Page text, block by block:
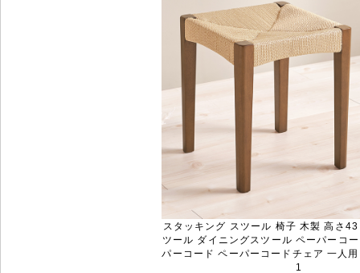
スタッキング スツール 椅子 木製 高さ
ツール ダイニングスツール ペーパーコ
パーコード ペーパーコードチェア 一人
1